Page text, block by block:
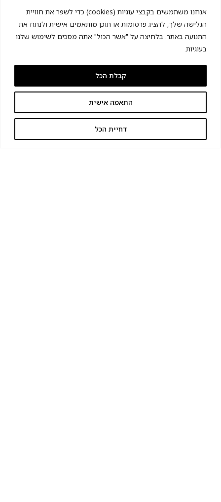
אנחנו משתמשים בקבצי עוגיות (cookies) כדי לשפר את חוויית
הגלישה שלך, להציג פרסומות או תוכן מותאמים אישית ולנתח את
התנועה באתר. בלחיצה על "אשר הכול" אתה מסכים לשימוש שלנו
בעוגיות.
התאמה אישית
דחיית הכל
קבלת הכל